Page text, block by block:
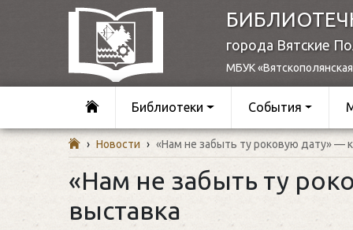
города Вятские
МБУК
Библиотеки События
› Новости › «Нам не забыть ту роковую дату» —
«Нам не забыть ту
выставка